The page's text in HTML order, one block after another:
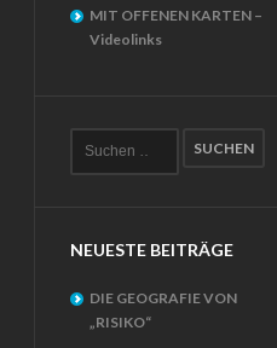
MIT OFFENEN KARTEN –
Videolinks
NEUESTE BEITRÄGE
DIE GEOGRAFIE VON
„RISIKO“